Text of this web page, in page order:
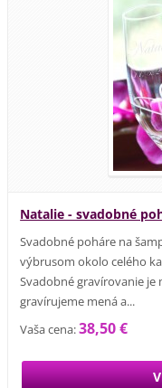
Natalie - svadobné
Svadobné poháre na
výbrusom okolo celého
Svadobné gravírovanie
gravírujeme mená a...
Vaša cena:38,50 €